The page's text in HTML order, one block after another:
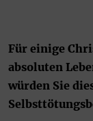
Für einige
absoluten
würden Sie